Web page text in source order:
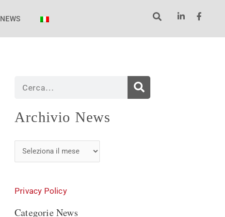
NEWS
Archivio News
Archivio
Privacy Policy
Categorie News
Categorie